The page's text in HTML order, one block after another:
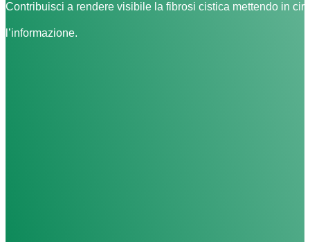
Contribuisci a rendere visibile la fibrosi cistica mettendo in
l’informazione.